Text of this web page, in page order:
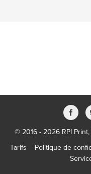
© 2016 - 2026 RPI Print,
Tarifs
Politique de